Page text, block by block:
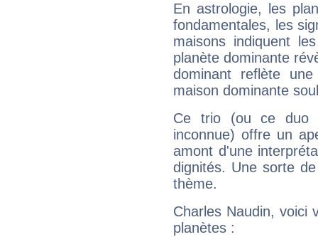
En astrologie, les
fondamentales, les
maisons indiquent
planète dominante
dominant reflète
maison dominante
Ce trio (ou ce duo
inconnue) offre un
amont d'une
dignités. Une sorte
thème.
Charles Naudin, voici
planètes :